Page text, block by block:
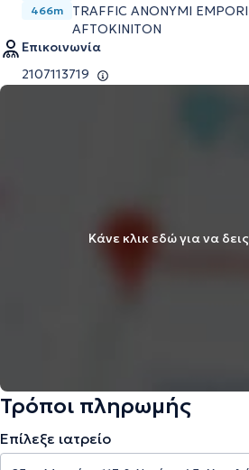
466m
TRAFFIC ANONYMI
AFTOKINITON
Επικοινωνία
2107113719
Κάνε κλικ εδώ για να
Τρόποι πληρωμής
Επίλεξε ιατρείο